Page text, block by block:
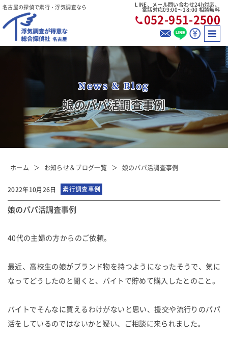
名古屋の探偵で素行・浮気調査なら LINE、メール問い合わせ24h対応、
電話対応09:00〜18:00 相談無料
052-951-2500
News & Blog
娘のパパ活調査事例
ホーム お知らせ＆ブログ一覧 娘のパパ活調査事例
2022年10月26日 素行調査事例
娘のパパ活調査事例
40代の主婦の方からのご依頼。
最近、高校生の娘がブランド物を持つようになったそうで、気に
なってどうしたのと聞くと、バイトで貯めて購入したとのこと。
バイトでそんなに買えるわけがないと思い、援交や流行りのパパ
活をしているのではないかと疑い、ご相談に来られました。